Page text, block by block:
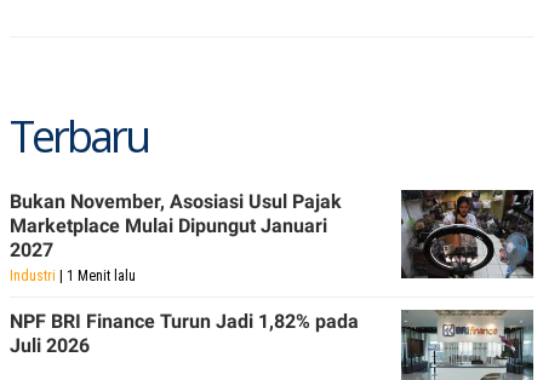
D
SITEMAPPROFILETERM
OF
PEDOMAN
SIBER
PRIVACY
Terbaru
Bukan November, Asosiasi Usul Pajak
Marketplace Mulai Dipungut Januari
2027
Industri | 1 Menit lalu
NPF BRI Finance Turun Jadi 1,82% pada
Juli 2026